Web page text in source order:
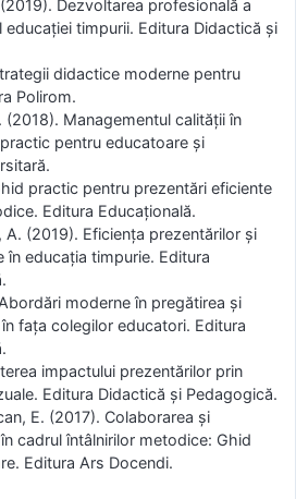
Dezvoltarea profesională a
timpurii. Editura Didactică și
didactice moderne pentru
Polirom.
(2018). Managementul calității în
pentru educatoare și
practic pentru prezentări eficiente
Editura Educațională.
A. (2019). Eficiența prezentărilor și
educația timpurie. Editura
moderne în pregătirea și
fața colegilor educatori. Editura
impactului prezentărilor prin
Editura Didactică și Pedagogică.
E. (2017). Colaborarea și
cadrul întâlnirilor metodice: Ghid
Editura Ars Docendi.